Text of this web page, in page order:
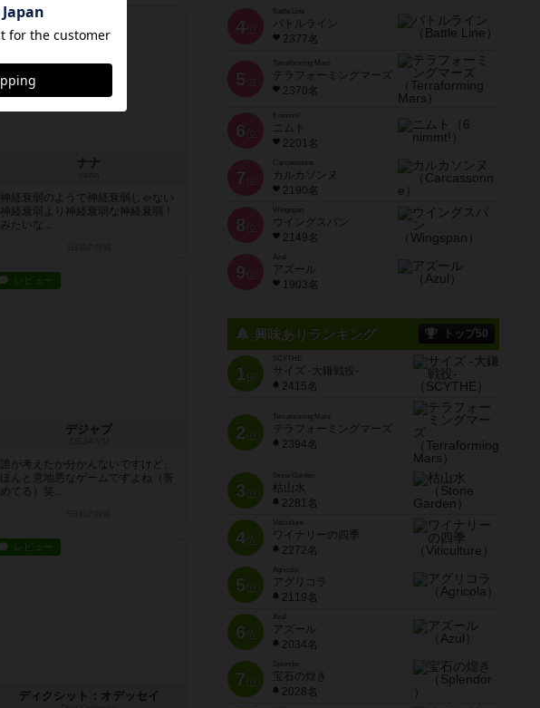
レビュー
ナナ
神経衰弱のようで神経衰弱じゃない
神経衰弱より神経衰弱な神経衰弱！
みたいな...
レビュー
デジャブ
誰が考えたか分かんないですけど、
ほんと意地悪なゲームですよね（誉
めてる）笑...
レビュー
ディクシット：オデッセイ
4位
Battle Line
バトルライン
2377名
5 位
Terraforming Mars
テラフォーミングマーズ
2370名
6 位
ニムト
2201名
7 位
Carcassonne
カルカソンヌ
2190名
8 位
Wingspan
ウイングスパン
2149名
9 位
Azul
アズール
1903名
興味ありランキング トップ50
1位
SCYTHE
サイズ -大鎌戦役-
2415名
2位
Terraforming Mars
テラフォーミングマーズ
2394名
3位
Stone Garden
枯山水
2281名
4位
Viticulture
ワイナリーの四季
2272名
5位
Agricola
アグリコラ
2119名
6位
Azul
アズール
2034名
7位
宝石の煌き
2028名